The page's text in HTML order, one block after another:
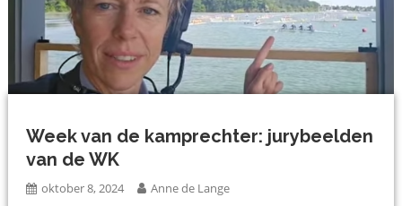
Week van de kamprechter: jurybeelden
van de WK
oktober 8, 2024 Anne de Lange